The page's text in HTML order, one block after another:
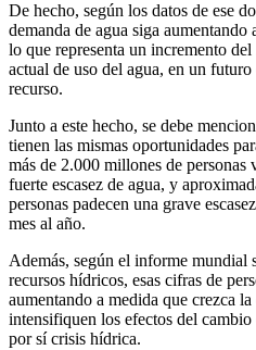
De hecho, según los datos de ese
demanda de agua siga
lo que representa un incremento
actual de uso del agua, en un
recurso.
Junto a este hecho, se debe
tienen las mismas oportunidades
más de 2.000 millones de personas
fuerte escasez de agua, y
personas padecen una grave
mes al año.
Además, según el informe mundial
recursos hídricos, esas cifras de
aumentando a medida que crezca
intensifiquen los efectos del
por sí crisis hídrica.